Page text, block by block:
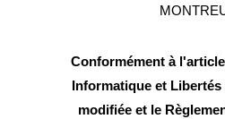
Conformément à
Informatique et Libertés
modifiée et le